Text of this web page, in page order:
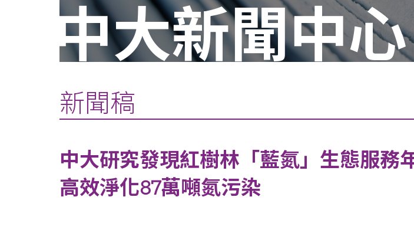
中大新聞中心
新聞稿
中大研究發現紅樹林「藍氮」生態服
高效淨化87萬噸氮污染